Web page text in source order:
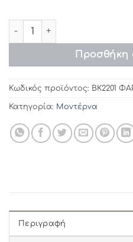
Προσκλητήρια βάπτισης
Προσθήκη
Κωδικός προϊόντος: ΒΚ2201
Κατηγορία: Μοντέρνα
Περιγραφή